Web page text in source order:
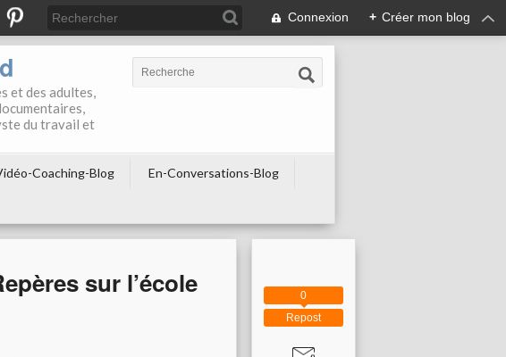
Connexion + Créer mon blog
et des adultes,
du travail et
Coaching-Blog
En-Conversations-Blog
sur l’école
Repost
0